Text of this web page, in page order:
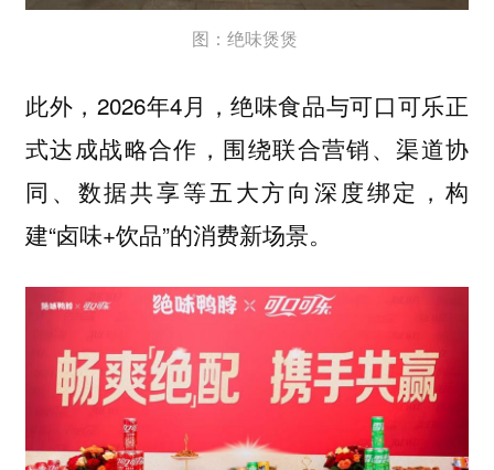
图：绝味煲煲
此外，2026年4月，绝味食品与可口可乐正
式达成战略合作，围绕联合营销、渠道协
同、数据共享等五大方向深度绑定，构
建“卤味+饮品”的消费新场景。